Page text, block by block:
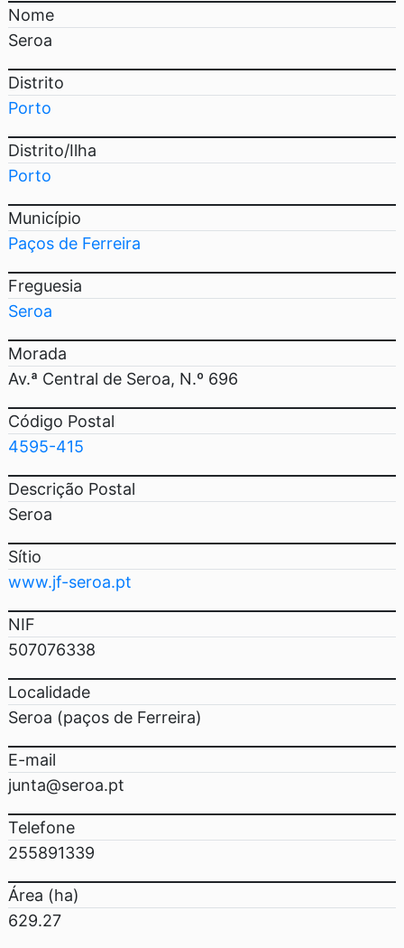
Nome
Seroa
Distrito
Porto
Distrito/Ilha
Porto
Município
Paços de Ferreira
Freguesia
Seroa
Morada
Av.ª Central de Seroa, N.º 696
Código Postal
4595-415
Descrição Postal
Seroa
Sítio
www.jf-seroa.pt
NIF
507076338
Localidade
Seroa (paços de Ferreira)
E-mail
junta@seroa.pt
Telefone
255891339
Área (ha)
629.27